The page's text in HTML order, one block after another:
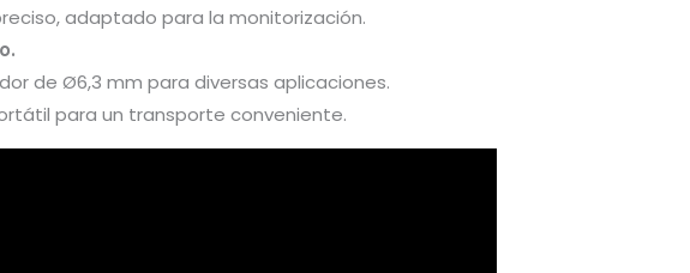
adaptado para la monitorización.
de Ø6,3 mm para diversas aplicaciones.
para un transporte conveniente.